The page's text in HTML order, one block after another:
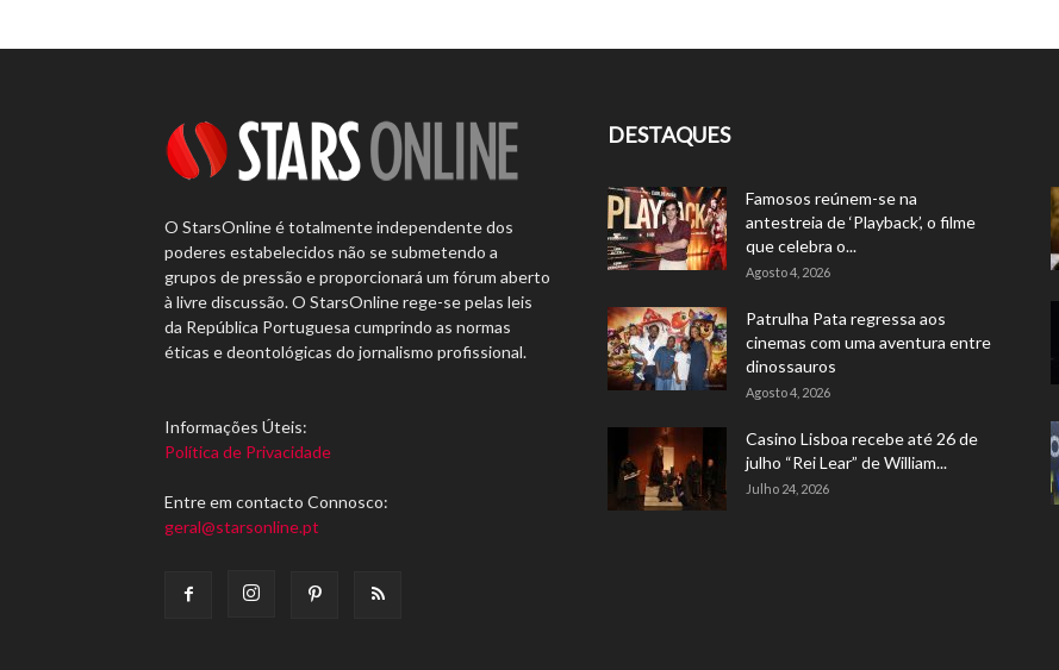
O StarsOnline é totalmente independente dos
poderes estabelecidos não se submetendo a
grupos de pressão e proporcionará um fórum aberto
à livre discussão. O StarsOnline rege-se pelas leis
da República Portuguesa cumprindo as normas
éticas e deontológicas do jornalismo profissional.
Informações Úteis:
Política de Privacidade
Entre em contacto Connosco:
geral@starsonline.pt
DESTAQUES
Famosos reúnem-se na
antestreia de ‘Playback’, o filme
que celebra o...
Agosto 4, 2026
Patrulha Pata regressa aos
cinemas com uma aventura entre
dinossauros
Agosto 4, 2026
Casino Lisboa recebe até 26 de
julho “Rei Lear” de William...
Julho 24, 2026